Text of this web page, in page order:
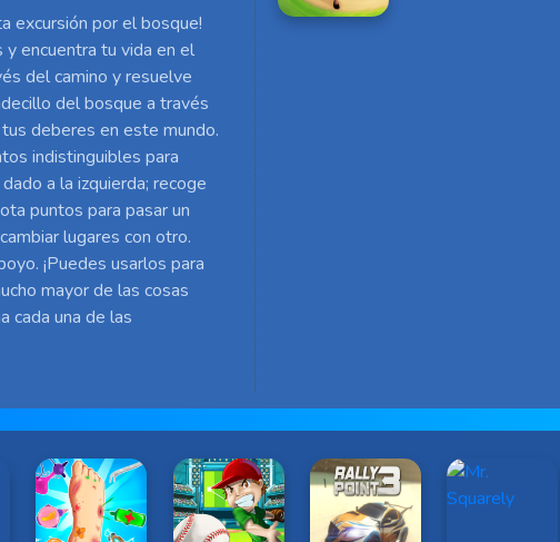
excursión por el bosque!
y encuentra tu vida en el
del camino y resuelve
del bosque a través
deberes en este mundo.
indistinguibles para
a la izquierda; recoge
puntos para pasar un
lugares con otro.
¡Puedes usarlos para
mayor de las cosas
cada una de las